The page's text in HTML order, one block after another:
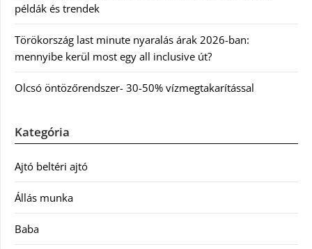
példák és trendek
Törökország last minute nyaralás árak 2026-ban:
mennyibe kerül most egy all inclusive út?
Olcsó öntözőrendszer- 30-50% vízmegtakarítással
Kategória
Ajtó beltéri ajtó
Állás munka
Baba